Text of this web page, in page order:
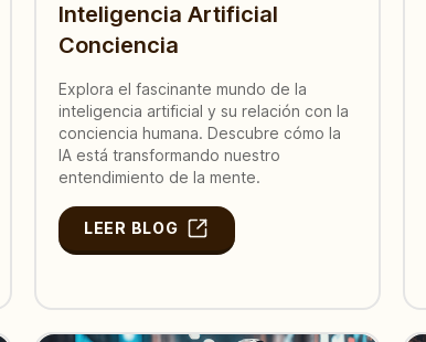
Inteligencia Artificial
Conciencia
Explora el fascinante mundo de la
inteligencia artificial y su relación con la
conciencia humana. Descubre cómo la
IA está transformando nuestro
entendimiento de la mente.
LEER BLOG